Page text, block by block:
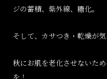
ジの蓄積、紫外線、糖化。
そして、カサつき・乾燥が気
秋にお肌を老化させないた
を！